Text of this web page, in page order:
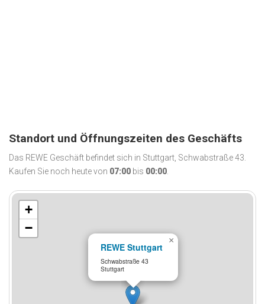
Standort und Öffnungszeiten des Geschäfts
Das REWE Geschäft befindet sich in Stuttgart, Schwabstraße 43.
Kaufen Sie noch heute von 07:00 bis 00:00.
REWE Stuttgart
Schwabstraße 43
Stuttgart
×
+
−